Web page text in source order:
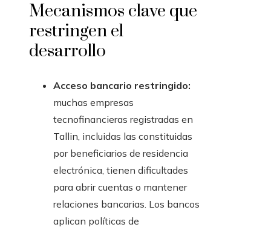
Mecanismos clave que
restringen el
desarrollo
Acceso bancario restringido:
muchas empresas
tecnofinancieras registradas en
Tallin, incluidas las constituidas
por beneficiarios de residencia
electrónica, tienen dificultades
para abrir cuentas o mantener
relaciones bancarias. Los bancos
aplican políticas de